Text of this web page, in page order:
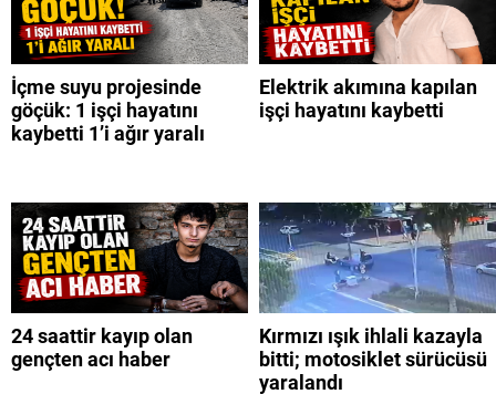
İçme suyu projesinde
göçük: 1 işçi hayatını
kaybetti 1’i ağır yaralı
Elektrik akımına kapılan
işçi hayatını kaybetti
24 saattir kayıp olan
gençten acı haber
Kırmızı ışık ihlali kazayla
bitti; motosiklet sürücüsü
yaralandı